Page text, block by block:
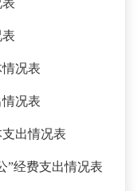
况表
况表
出情况表
”经费支出情况表